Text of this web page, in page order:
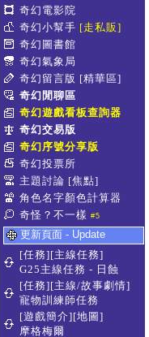
奇幻電影院
奇幻小幫手 [走私販]
奇幻圖書館
奇幻氣象局
奇幻留言版 [精華區]
奇幻閒聊區
奇幻遊戲看板查詢器
奇幻交易版
奇幻序號分享版
奇幻投票所
主題討論 [焦點]
角色名字顏色計算器
奇怪？不一樣 #5
更新頁面 - Update
[任務][主線任務]
G25主線任務 - 日蝕
[任務][主線/故事劇情]
寵物訓練師任務
[遊戲簡介][地圖]
摩格梅爾